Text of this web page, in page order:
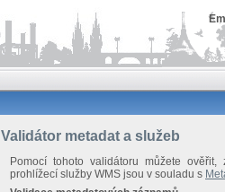
Validátor metadat a služeb
Pomocí tohoto validátoru můžete
prohlížecí služby WMS jsou v souladu s